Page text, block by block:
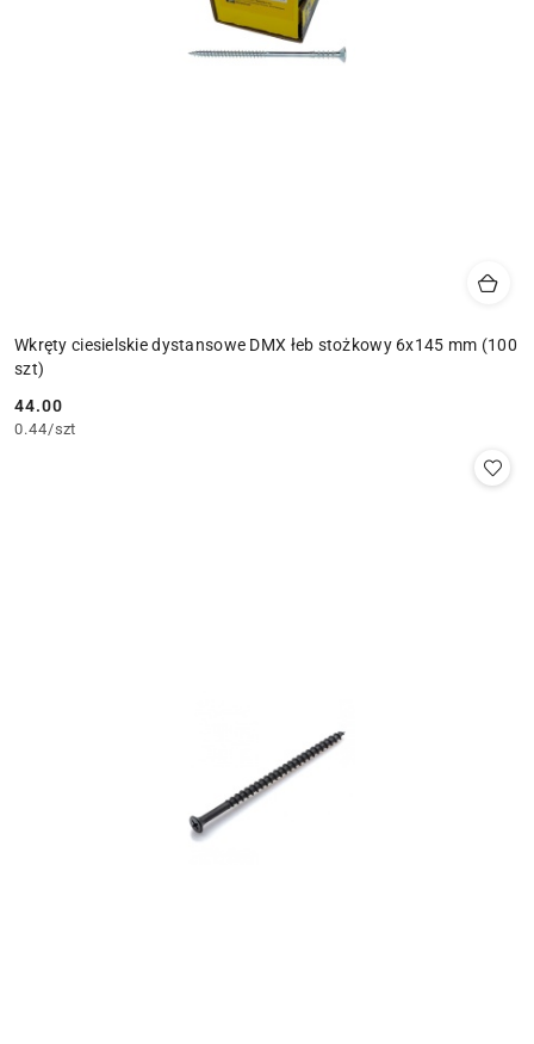
Wkręty ciesielskie dystansowe DMX łeb stożkowy 6x145 mm (100
szt)
Cena:
44.00
0.44/szt